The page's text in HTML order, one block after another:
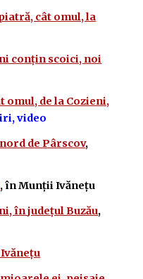
cât omul, la
conțin scoici, noi
omul, de la Cozieni,
video
de Pârscov,
, în Munții Ivănețu
în județul Buzău,